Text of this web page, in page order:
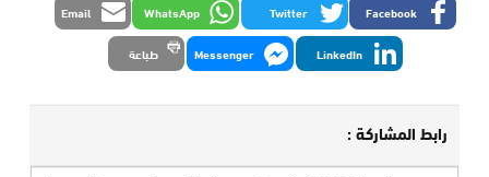
Facebook
Twitter
WhatsApp
Email
LinkedIn
Messenger طباعة
رابط المشاركة :